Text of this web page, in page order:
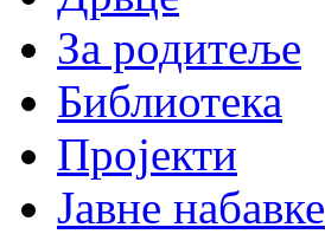
За родитеље
Библиотека
Пројекти
Јавне набавке